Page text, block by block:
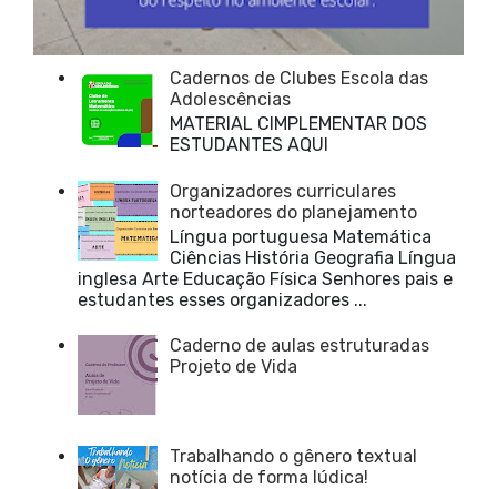
Cadernos de Clubes Escola das
Adolescências
MATERIAL CIMPLEMENTAR DOS
ESTUDANTES AQUI
Organizadores curriculares
norteadores do planejamento
Língua portuguesa Matemática
Ciências História Geografia Língua
inglesa Arte Educação Física Senhores pais e
estudantes esses organizadores ...
Caderno de aulas estruturadas
Projeto de Vida
Trabalhando o gênero textual
notícia de forma lúdica!